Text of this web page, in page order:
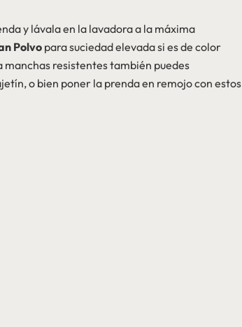
y lávala en la lavadora a la máxima
Polvo para suciedad elevada si es de color
manchas resistentes también puedes
o bien poner la prenda en remojo con estos